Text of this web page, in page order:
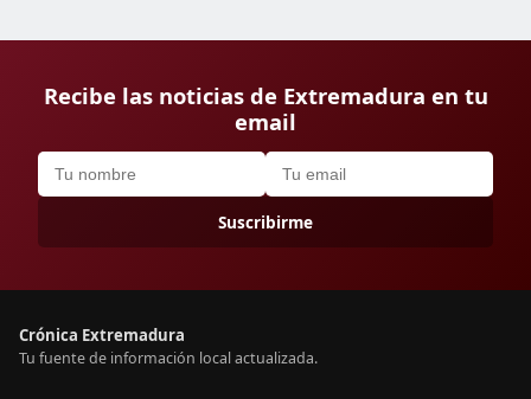
Recibe las noticias de Extremadura en tu
email
Suscribirme
Crónica Extremadura
Tu fuente de información local actualizada.